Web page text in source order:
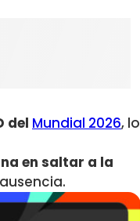
del Mundial 2026, lo
en saltar a la